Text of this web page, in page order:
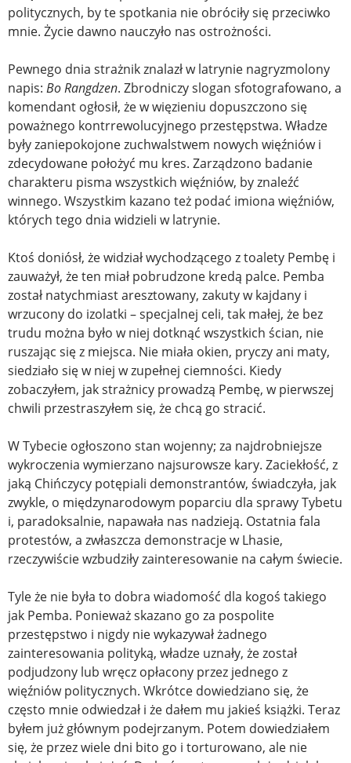
politycznych, by te spotkania nie obróciły się przeciwko
mnie. Życie dawno nauczyło nas ostrożności.
Pewnego dnia strażnik znalazł w latrynie nagryzmolony
napis: Bo Rangdzen. Zbrodniczy slogan sfotografowano, a
komendant ogłosił, że w więzieniu dopuszczono się
poważnego kontrrewolucyjnego przestępstwa. Władze
były zaniepokojone zuchwalstwem nowych więźniów i
zdecydowane położyć mu kres. Zarządzono badanie
charakteru pisma wszystkich więźniów, by znaleźć
winnego. Wszystkim kazano też podać imiona więźniów,
których tego dnia widzieli w latrynie.
Ktoś doniósł, że widział wychodzącego z toalety Pembę i
zauważył, że ten miał pobrudzone kredą palce. Pemba
został natychmiast aresztowany, zakuty w kajdany i
wrzucony do izolatki – specjalnej celi, tak małej, że bez
trudu można było w niej dotknąć wszystkich ścian, nie
ruszając się z miejsca. Nie miała okien, pryczy ani maty,
siedziało się w niej w zupełnej ciemności. Kiedy
zobaczyłem, jak strażnicy prowadzą Pembę, w pierwszej
chwili przestraszyłem się, że chcą go stracić.
W Tybecie ogłoszono stan wojenny; za najdrobniejsze
wykroczenia wymierzano najsurowsze kary. Zaciekłość, z
jaką Chińczycy potępiali demonstrantów, świadczyła, jak
zwykle, o międzynarodowym poparciu dla sprawy Tybetu
i, paradoksalnie, napawała nas nadzieją. Ostatnia fala
protestów, a zwłaszcza demonstracje w Lhasie,
rzeczywiście wzbudziły zainteresowanie na całym świecie.
Tyle że nie była to dobra wiadomość dla kogoś takiego
jak Pemba. Ponieważ skazano go za pospolite
przestępstwo i nigdy nie wykazywał żadnego
zainteresowania polityką, władze uznały, że został
podjudzony lub wręcz opłacony przez jednego z
więźniów politycznych. Wkrótce dowiedziano się, że
często mnie odwiedzał i że dałem mu jakieś książki. Teraz
byłem już głównym podejrzanym. Potem dowiedziałem
się, że przez wiele dni bito go i torturowano, ale nie